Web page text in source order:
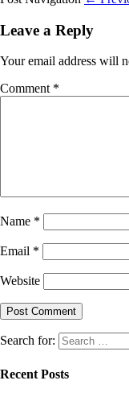
Leave a Reply
Your email address will
Comment *
Name *
Email *
Website
Search for:
Recent Posts